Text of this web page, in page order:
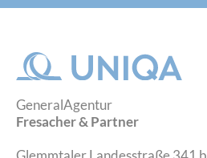
GeneralAgentur
Fresacher & Partner